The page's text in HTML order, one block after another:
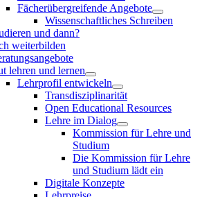
Fächerübergreifende Angebote
Wissenschaftliches Schreiben
und dann?
weiterbilden
lehren und lernen
Lehrprofil entwickeln
Transdisziplinarität
Open Educational Resources
Lehre im Dialog
Kommission für Lehre und
Studium
Die Kommission für Lehre
und Studium lädt ein
Digitale Konzepte